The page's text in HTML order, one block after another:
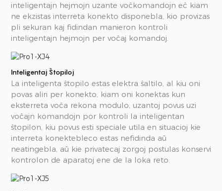
inteligentajn hejmojn uzante voĉkomandojn eĉ kiam
ne ekzistas interreta konekto disponebla, kio provizas
pli sekuran kaj fidindan manieron kontroli
inteligentajn hejmojn per voĉaj komandoj.
Inteligentaj Ŝtopiloj
La inteligenta ŝtopilo estas elektra ŝaltilo, al kiu oni
povas aliri per konekto, kiam oni konektas kun
eksterreta voĉa rekona modulo, uzantoj povus uzi
voĉajn komandojn por kontroli la inteligentan
ŝtopilon, kiu povus esti speciale utila en situacioj kie
interreta konektebleco estas nefidinda aŭ
neatingebla, aŭ kie privatecaj zorgoj postulas konservi
kontrolon de aparatoj ene de la loka reto.